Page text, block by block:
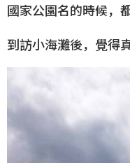
國家公園名的時候，
到訪小海灘後，覺